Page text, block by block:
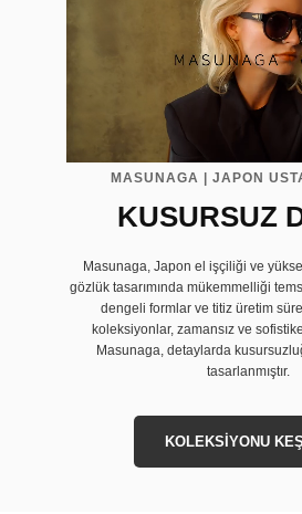
MASUNAGA | JAPON
KUSURSUZ
Masunaga, Japon el işçiliği ve
gözlük tasarımında mükemmelliği
dengeli formlar ve titiz üretim
koleksiyonlar, zamansız ve
Masunaga, detaylarda
tasarlanmıştır.
KOLEKSİYONU